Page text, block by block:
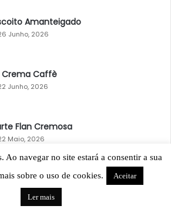
Amanteigado
Junho, 2026
Crema Caffè
Junho, 2026
Flan Cremosa
Maio, 2026
Ao navegar no site estará a consentir a sua
sobre o uso de cookies.
Aceitar
Ler mais